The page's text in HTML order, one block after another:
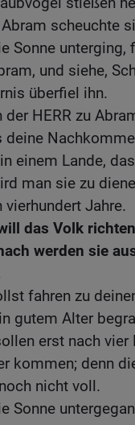
scheuchte
Sonne unterging,
und siehe,
überfiel ihn.
der HERR zu
deine
einem Lande,
man sie zu
vierhundert Jahre.
das Volk
werden sie
fahren zu
gutem Alter
erst nach vier
kommen; denn
nicht voll.
Sonne